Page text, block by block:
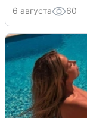
6 августа 60